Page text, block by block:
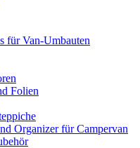
für Van-Umbauten
Folien
Organizer für Campervan